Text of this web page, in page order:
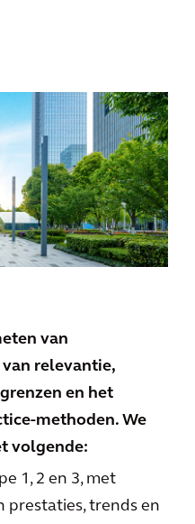
van
relevantie,
en het
methoden. We
volgende:
1, 2 en 3, met
prestaties, trends en